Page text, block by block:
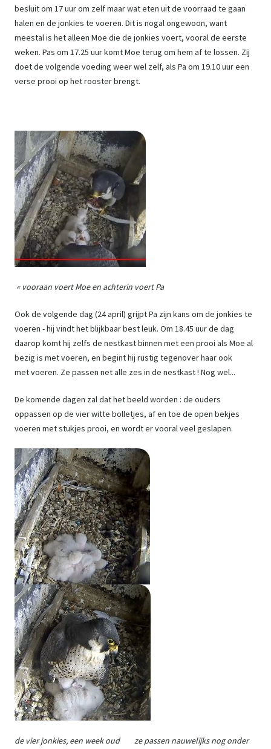
besluit om 17 uur om zelf maar wat eten uit de voorraad te gaan
halen en de jonkies te voeren. Dit is nogal ongewoon, want
meestal is het alleen Moe die de jonkies voert, vooral de eerste
weken. Pas om 17.25 uur komt Moe terug om hem af te lossen. Zij
doet de volgende voeding weer wel zelf, als Pa om 19.10 uur een
verse prooi op het rooster brengt.
« vooraan voert Moe en achterin voert Pa
Ook de volgende dag (24 april) grijpt Pa zijn kans om de jonkies te
voeren - hij vindt het blijkbaar best leuk. Om 18.45 uur de dag
daarop komt hij zelfs de nestkast binnen met een prooi als Moe al
bezig is met voeren, en begint hij rustig tegenover haar ook
met voeren. Ze passen net alle zes in de nestkast ! Nog wel...
De komende dagen zal dat het beeld worden : de ouders
oppassen op de vier witte bolletjes, af en toe de open bekjes
voeren met stukjes prooi, en wordt er vooral veel geslapen.
de vier jonkies, een week oud ze passen nauwelijks nog onder